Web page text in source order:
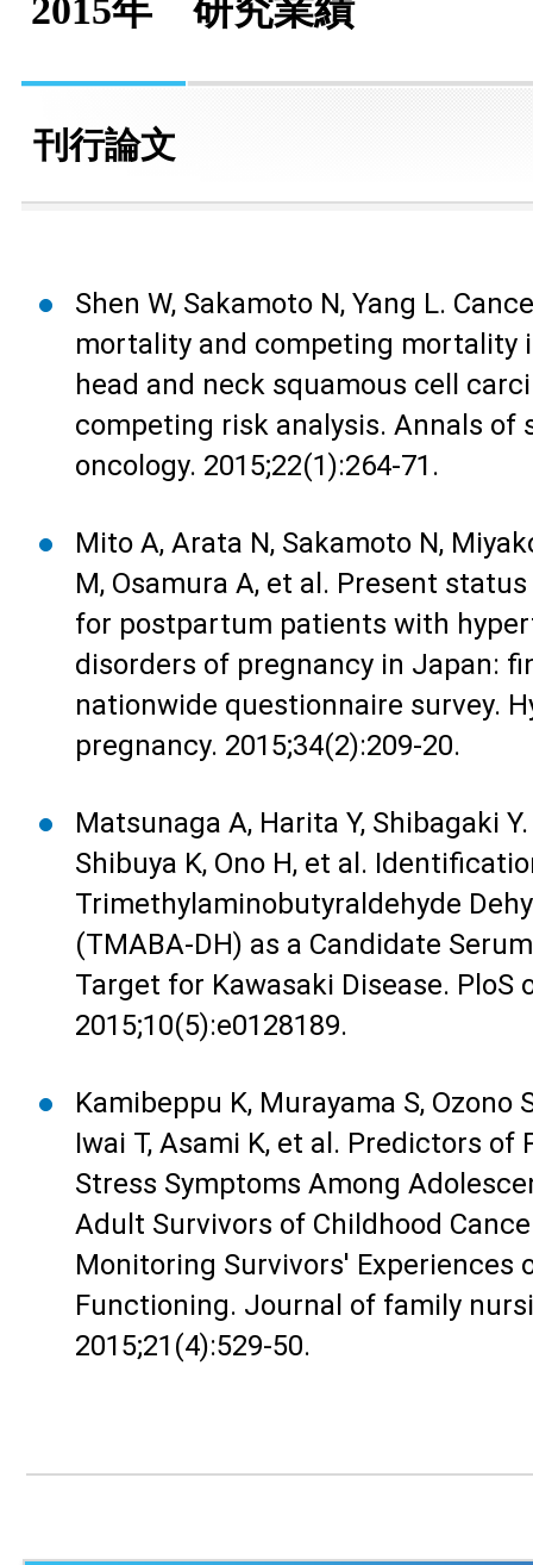
2015年 研究業績
刊行論文
Shen W, Sakamoto N, Yang L.
mortality and competing mortality
head and neck squamous cell
competing risk analysis. Annals of
oncology. 2015;22(1):264-71.
Mito A, Arata N, Sakamoto N,
M, Osamura A, et al. Present
for postpartum patients with
disorders of pregnancy in Japan:
nationwide questionnaire survey.
pregnancy. 2015;34(2):209-20.
Matsunaga A, Harita Y, Shibagaki
Shibuya K, Ono H, et al.
Trimethylaminobutyraldehyde
(TMABA-DH) as a Candidate
Target for Kawasaki Disease. PloS
2015;10(5):e0128189.
Kamibeppu K, Murayama S, Ozono
Iwai T, Asami K, et al. Predictors
Stress Symptoms Among
Adult Survivors of Childhood
Monitoring Survivors' Experiences
Functioning. Journal of family
2015;21(4):529-50.